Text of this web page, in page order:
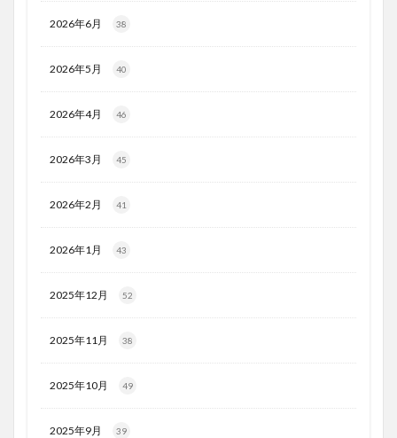
2026年6月 38
2026年5月 40
2026年4月 46
2026年3月 45
2026年2月 41
2026年1月 43
2025年12月 52
2025年11月 38
2025年10月 49
2025年9月 39